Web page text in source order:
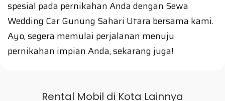
spesial pada pernikahan Anda dengan Sewa
Wedding Car Gunung Sahari Utara bersama kami.
Ayo, segera memulai perjalanan menuju
pernikahan impian Anda, sekarang juga!
Rental Mobil di Kota Lainnya